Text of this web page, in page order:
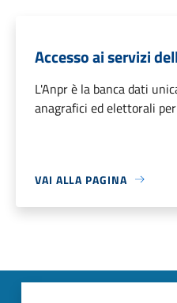
Accesso ai servizi
L'Anpr è la banca dati
anagrafici ed elettorali
VAI ALLA PAGINA